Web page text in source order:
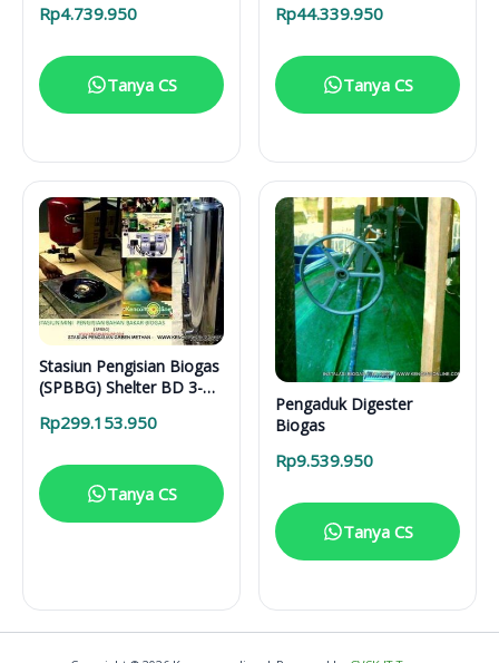
Rp4.739.950
Tanya CS
Rp44.339.950
Tanya CS
Stasiun Pengisian Biogas
(SPBBG) Shelter BD 3-
Rp299.153.950
Tanya CS
Pengaduk Digester
Biogas
Rp9.539.950
Tanya CS